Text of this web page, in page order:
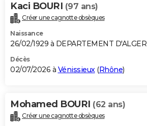
Alimentation
Guide de la santé
Maladies
Médicaments
Sommeil
VOYAGE
Destinations
City break
Voyage nature
Voyage de noces
Forum
Climat
+PHOTO
GUIDES D'ACHAT
BONS PLANS
Carte de Noël
Carte Bonne année
Carte Saint-Valentin
Carte Pâques
Carte d'anniversaire
DICTIONNAIRE
Kaci BOURI (97 ans)
Créer une cagnotte obsèques
Naissance
26/02/1929 à DEPARTEMENT D'ALGER
Décès
02/07/2026 à Vénissieux(Rhône)
Mohamed BOURI (62 ans)
Créer une cagnotte obsèques